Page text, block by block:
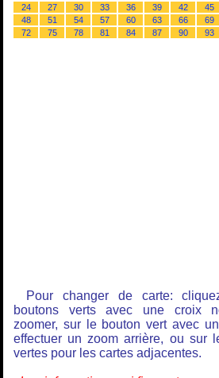
24
27 30 33 36 39 42
45
48
51 54 57 60 63 66
69
72
75 78 81 84 87 90 93
Pour changer de carte:
boutons verts avec une croix
zoomer, sur le bouton vert avec
effectuer un zoom arrière, ou sur
vertes pour les cartes adjacentes.